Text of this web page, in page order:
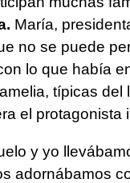
María,
no se puede
lo que había
típicas del
el protagonista
y yo
adornábamos